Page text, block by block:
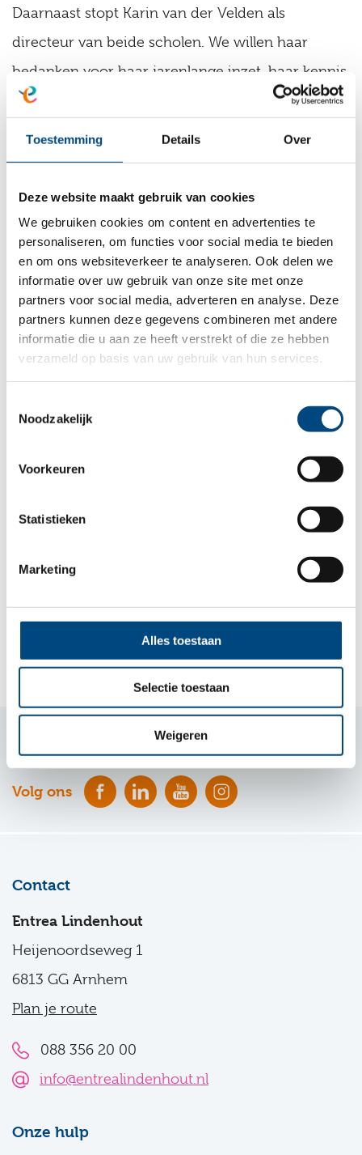
Toestemming Details Over
Deze website maakt gebruik van cookies
We gebruiken cookies om content en advertenties te
personaliseren, om functies voor social media te bieden
en om ons websiteverkeer te analyseren. Ook delen we
informatie over uw gebruik van onze site met onze
partners voor social media, adverteren en analyse. Deze
partners kunnen deze gegevens combineren met andere
informatie die u aan ze heeft verstrekt of die ze hebben
verzameld op basis van uw gebruik van hun services.
Noodzakelijk
Voorkeuren
Statistieken
Marketing
Alles toestaan
Selectie toestaan
Weigeren
Daarnaast stopt Karin van der Velden als
directeur van beide scholen. We willen haar
bedanken voor haar jarenlange inzet, haar kennis
en kunde.
Voor de kinderen van de school verandert er in
leerkrachten en de lessen blijven hetzelfde. De
fusie gaat vooral over de organisatie en
samenwerking achter de schermen. Ook blijven
we samenwerken tussen onderwijs en jeugdzorg,
zoals met de combigroepen.
Samen voor kind en gezin
Volg ons
Contact
Entrea Lindenhout
Heijenoordseweg 1
6813 GG Arnhem
Plan je route
088 356 20 00
info@entrealindenhout.nl
Onze hulp